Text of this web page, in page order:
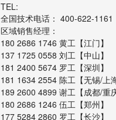
TEL:
全国技术电话： 400-622-1161
区域销售经理：
180 2686 1746 黄工【江门】
137 1725 0558 刘工【中山】
181 2400 5674 罗工【深圳】
181 1634 2554 陈工【无锡/上
189 2600 4899 谢工【成都/重
180 2686 1246 伍工【郑州】
177 5284 2860 罗工【长沙】